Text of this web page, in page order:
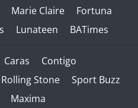
Marie Claire
Fortuna
Lunateen BATimes
Caras
Contigo
Rolling Stone
Sport Buzz
Maxima